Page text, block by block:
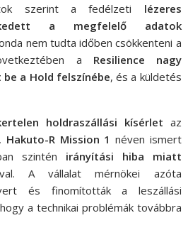
szerint a fedélzeti lézeres
a megfelelő adatok
nem tudta időben csökkenteni a
a Resilience nagy
a Hold felszínébe, és a küldetés
holdraszállási kísérlet az
Hakuto-R Mission 1 néven ismert
szintén irányítási hiba miatt
A vállalat mérnökei azóta
és finomították a leszállási
a technikai problémák továbbra